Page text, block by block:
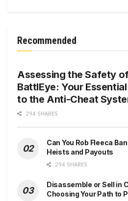
Recommended
Assessing the Safety
BattlEye: Your
to the Anti-Cheat
294 SHARES
Can You Rob Fleeca
Heists and Payouts
294 SHARES
Disassemble or Sell in
Choosing Your Path to